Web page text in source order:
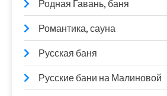
Родная Гавань, баня
Романтика, сауна
Русская баня
Русские бани на Малиновой